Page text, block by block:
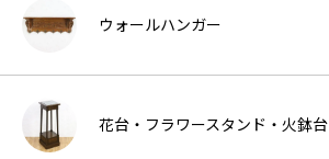
ウォールハンガー
花台・フラワースタンド・火鉢台